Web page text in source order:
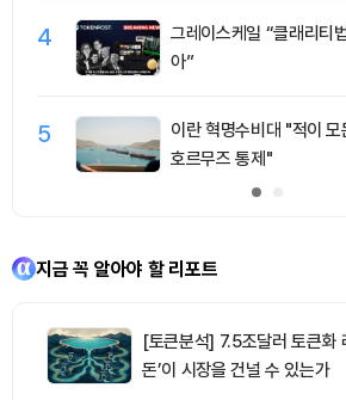
4
그레이스케일 “클래리티
아”
5
이란 혁명수비대 "적이 모
호르무즈 통제"
지금 꼭 알아야 할 리포트
[토큰분석] 7.5조달러 토큰화
돈’이 시장을 건널 수 있는가